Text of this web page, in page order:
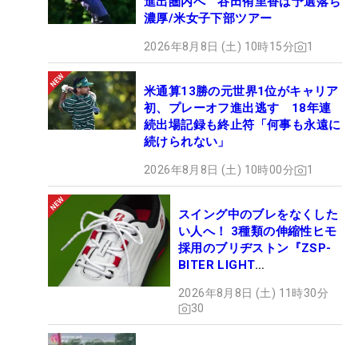
濃厚/米女子下部ツアー
2026年8月8日 (土) 10時15分 1
米通算13勝の元世界1位がキャリア
初、プレーオフ進出逃す 18年連
続出場記録も終止符「何事も永遠に
続けられない」
2026年8月8日 (土) 10時00分 1
スイング中のブレをなくした
い人へ！ 3種類の伸縮性ヒモ
採用のブリヂストン『ZSP-
BITER LIGHT
ュー
2026年8月8日 (土) 11時30分
30